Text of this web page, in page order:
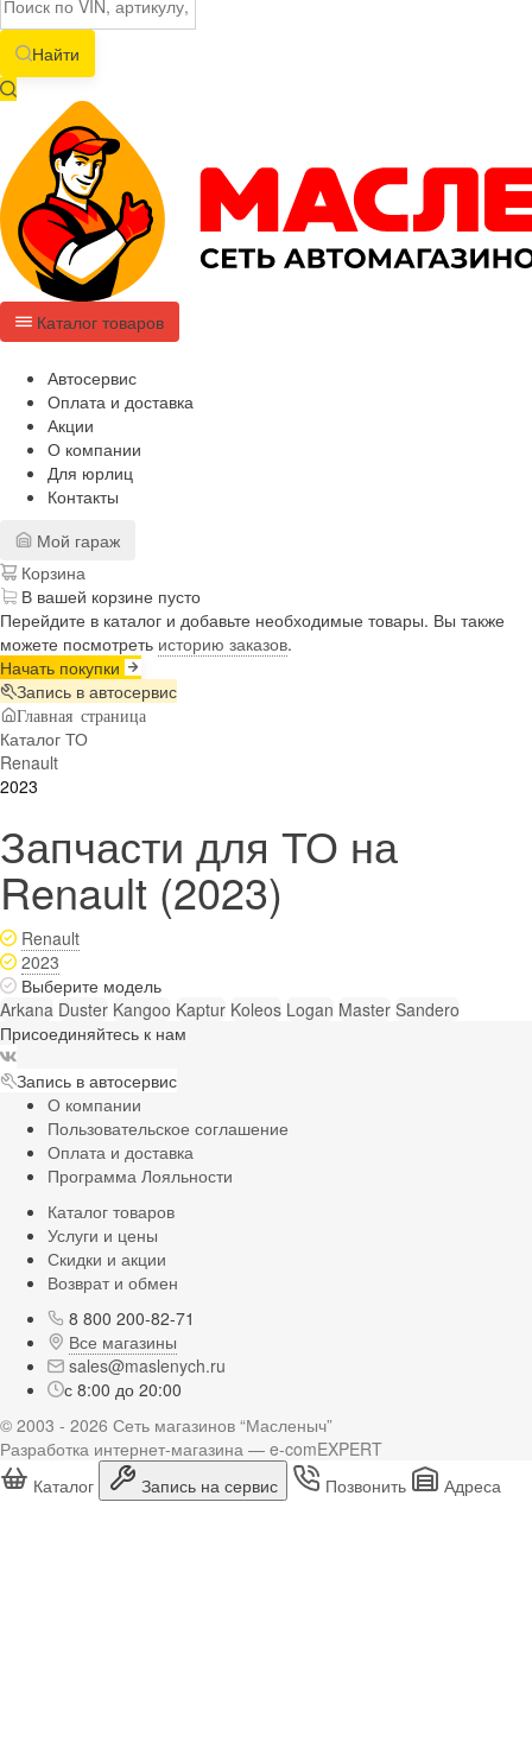
Найти
Каталог товаров
Автосервис
Оплата и доставка
Акции
О компании
Для юрлиц
Контакты
Мой гараж
Корзина
В вашей корзине пусто
Перейдите в каталог и добавьте необходимые товары. Вы также
можете посмотреть историю заказов.
Начать покупки
Запись в автосервис
Главная страница
Каталог ТО
Renault
2023
Запчасти для ТО на
Renault (2023)
Renault
2023
Выберите модель
Arkana Duster Kangoo Kaptur Koleos Logan Master Sandero
Присоединяйтесь к нам
Запись в автосервис
О компании
Пользовательское соглашение
Оплата и доставка
Программа Лояльности
Каталог товаров
Услуги и цены
Скидки и акции
Возврат и обмен
8 800 200-82-71
Все магазины
sales@maslenych.ru
с 8:00 до 20:00
© 2003 - 2026 Сеть магазинов “Масленыч”
Разработка интернет-магазина — e-comEXPERT
Каталог
Запись на сервис Позвонить Адреса